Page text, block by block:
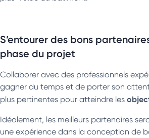
S’entourer des bons
phase du projet
Collaborer avec des professionnels
gagner du temps et de porter son
plus pertinentes pour atteindre les
Idéalement, les meilleurs partenaires
une expérience dans la conception de